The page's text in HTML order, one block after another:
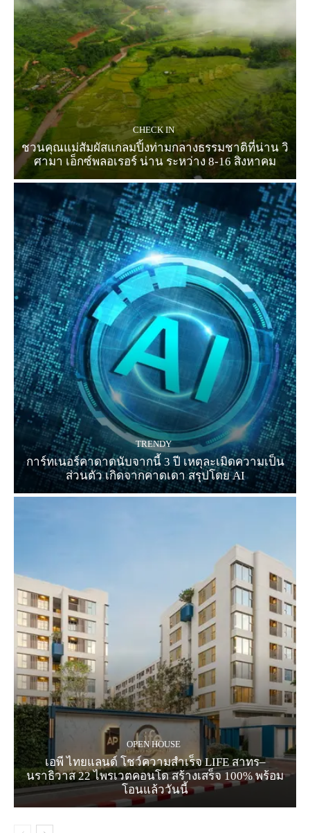
CHECK IN
ชวนคุณแม่สัมผัสแกลมปิ้งท่ามกลางธรรมชาติที่น่าน วิ
ศามา เอ็กซ์พลอเรอร์ น่าน ระหว่าง 8-16 สิงหาคม
TRENDY
การ์ทเนอร์คาดาดนับจากนี้ 3 ปี เหตุละเมิดความเป็น
ส่วนตัว เกิดจากคาดเดา สรุปโดย AI
OPEN HOUSE
เอพี ไทยแลนด์ โชว์ความสำเร็จ LIFE สาทร–
นราธิวาส 22 ไพรเวตคอนโด สร้างเสร็จ 100% พร้อม
โอนแล้ววันนี้